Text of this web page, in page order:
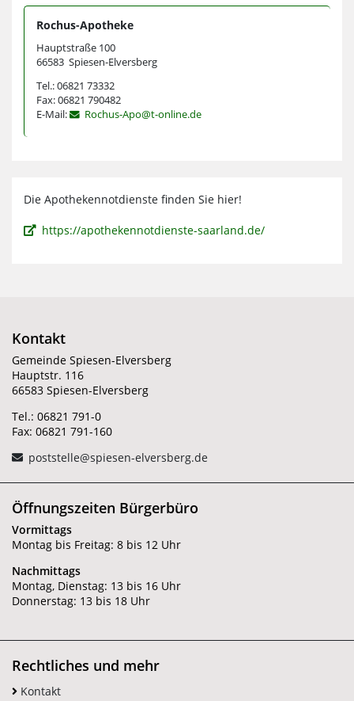
Rochus-Apotheke
Hauptstraße 100
66583 Spiesen-Elversberg
Tel.: 06821 73332
Fax: 06821 790482
E-Mail:
Rochus-Apo@t-online.de
Die Apothekennotdienste finden Sie hier!
https://apothekennotdienste-saarland.de/
Kontakt
Gemeinde Spiesen-Elversberg
Hauptstr. 116
66583 Spiesen-Elversberg
Tel.: 06821 791-0
Fax: 06821 791-160
poststelle@spiesen-elversberg.de
Öffnungszeiten Bürgerbüro
Vormittags
Montag bis Freitag: 8 bis 12 Uhr
Nachmittags
Montag, Dienstag: 13 bis 16 Uhr
Donnerstag: 13 bis 18 Uhr
Rechtliches und mehr
Kontakt